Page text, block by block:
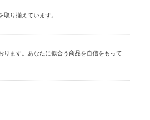
り揃えています。
ります。あなたに似合う商品を自信をもって